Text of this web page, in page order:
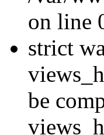
on line
strict
be